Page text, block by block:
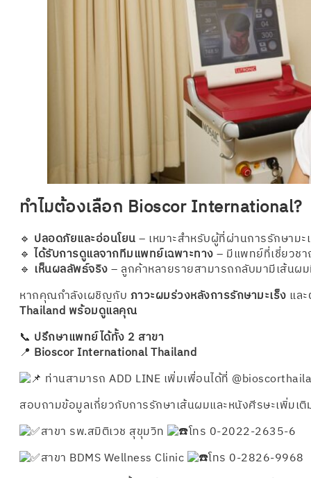
ทำไมต้องเลือก Bioscor International?
🔹 ปลอดภัยและอ่อนโยน– เหมาะสำหรับผู้ที่ผ่านการรักษามะ
🔹 ได้รับการดูแลจากทีมแพทย์เฉพาะทาง– มีแพทย์ที่เชี่ยวช
🔹 เห็นผลลัพธ์จริง– ลูกค้าหลายรายสามารถกลับมามีเส้นผ
หากคุณกำลังเผชิญกับ ภาวะผมร่วงหลังการรักษามะเร็ง แล
Thailand พร้อมดูแลคุณ
📞 ปรึกษาแพทย์ได้ทั้ง 2 สาขา
📍 Bioscor International Thailand
ท่านสามารถ ADD LINE เพิ่มเพื่อนได้ที่
สอบถามข้อมูลเกี่ยวกับการรักษาเส้นผมและหนังศีรษะเพิ่มเติ
สาขา รพ.สมิติเวช สุขุมวิท
โทร 0-2022-2635-6
สาขา BDMS Wellness Clinic
โทร 0-2826-9968